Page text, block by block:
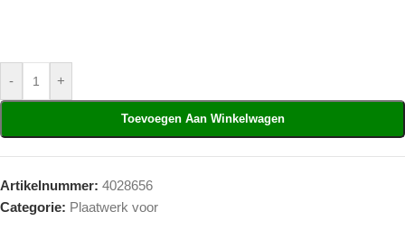
- +
Toevoegen Aan Winkelwagen
Artikelnummer: 4028656
Categorie: Plaatwerk voor